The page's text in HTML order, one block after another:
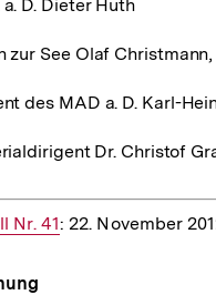
D. Dieter Huth
zur See Olaf
des MAD a. D. Karl-
Dr. Christof
Nr. 41: 22. November